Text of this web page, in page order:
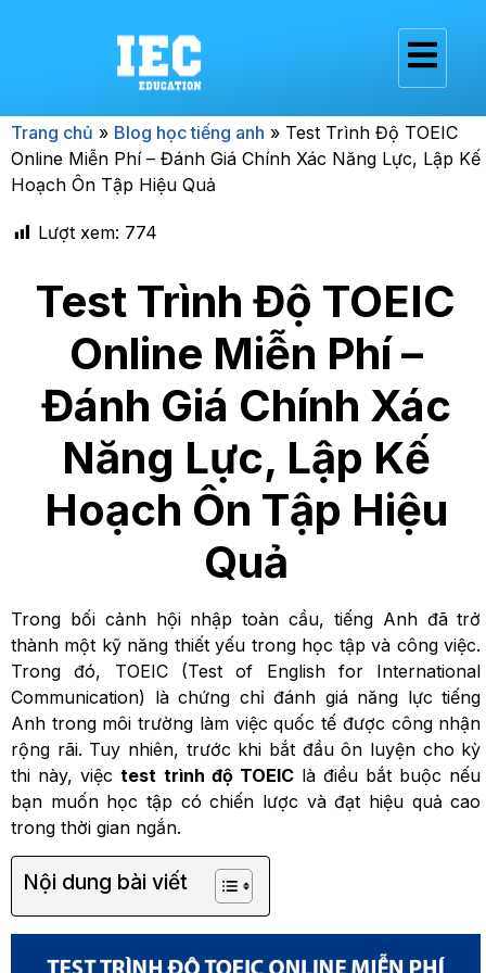
Trang chủ » Blog học tiếng anh » Test Trình Độ TOEIC
Online Miễn Phí – Đánh Giá Chính Xác Năng Lực, Lập Kế
Hoạch Ôn Tập Hiệu Quả
Lượt xem: 774
Test Trình Độ TOEIC
Online Miễn Phí –
Đánh Giá Chính Xác
Năng Lực, Lập Kế
Hoạch Ôn Tập Hiệu
Quả
Trong bối cảnh hội nhập toàn cầu, tiếng Anh đã trở
thành một kỹ năng thiết yếu trong học tập và công việc.
Trong đó, TOEIC (Test of English for International
Communication) là chứng chỉ đánh giá năng lực tiếng
Anh trong môi trường làm việc quốc tế được công nhận
rộng rãi. Tuy nhiên, trước khi bắt đầu ôn luyện cho kỳ
thi này, việctest trình độ TOEIClà điều bắt buộc nếu
bạn muốn học tập có chiến lược và đạt hiệu quả cao
trong thời gian ngắn.
Nội dung bài viết